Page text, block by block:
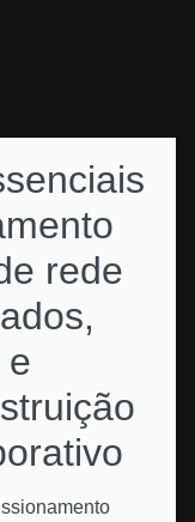
rede
e